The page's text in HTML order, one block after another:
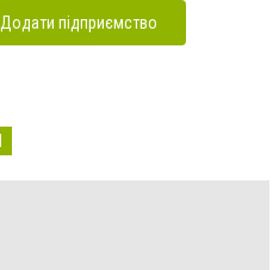
Додати підприємство